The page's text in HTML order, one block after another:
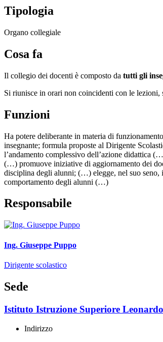
Tipologia
Organo collegiale
Cosa fa
Il collegio dei docenti è composto da tutti gli
Si riunisce in orari non coincidenti con le
Funzioni
Ha potere deliberante in materia di
insegnante; formula proposte al Dirigente
l’andamento complessivo dell’azione didattica
(…) promuove iniziative di aggiornamento dei
disciplina degli alunni; (…) elegge, nel suo seno,
comportamento degli alunni (…)
Responsabile
Ing. Giuseppe Puppo
Dirigente scolastico
Sede
Istituto Istruzione Superiore
Indirizzo